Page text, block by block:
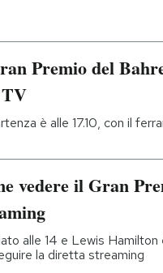
Premio del
è alle 17.10, con il
vedere il Gran
alle 14 e Lewis
la diretta streaming